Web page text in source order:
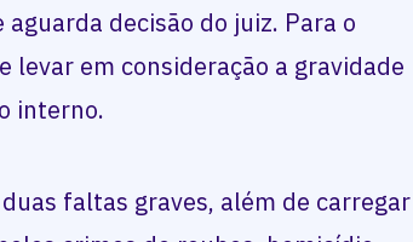
decisão do juiz. Para o
levar em consideração a gravidade
interno.
faltas graves, além de carregar